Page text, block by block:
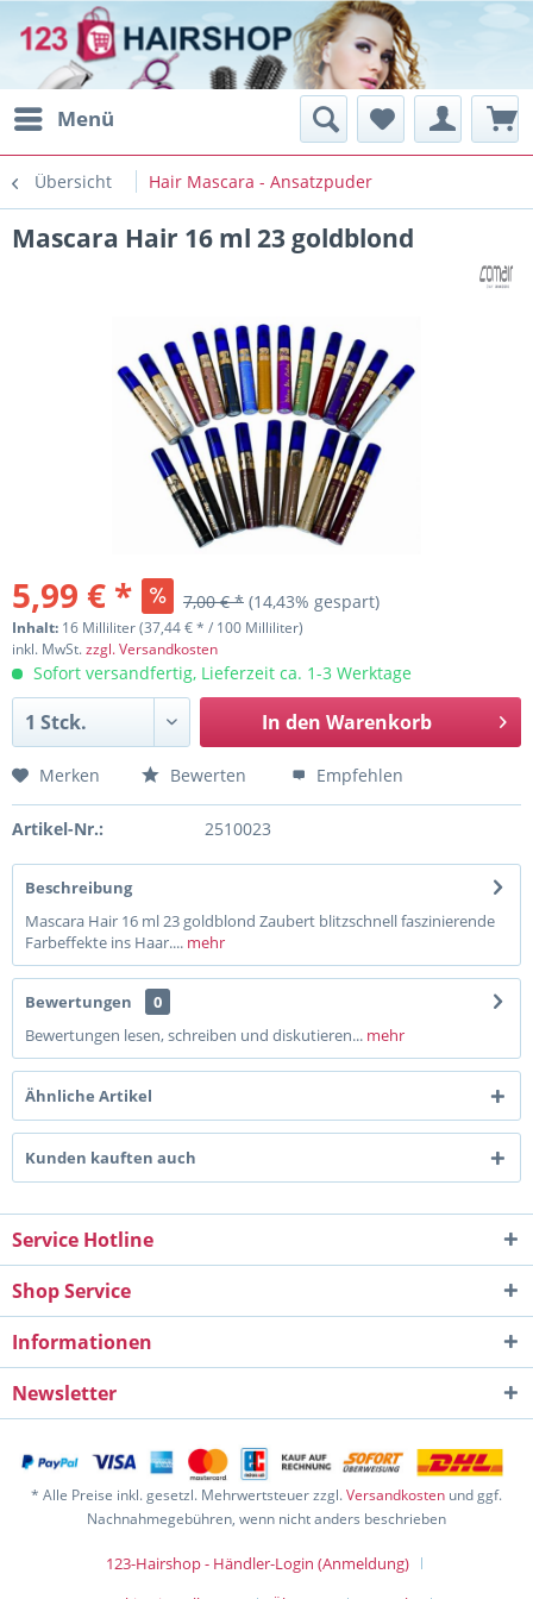
Menü
Übersicht Hair Mascara - Ansatzpuder
Mascara Hair 16 ml 23 goldblond
5,99 € * 7,00 € * (14,43% gespart)
Inhalt: 16 Milliliter (37,44 € * / 100 Milliliter)
inkl. MwSt.zzgl. Versandkosten
Sofort versandfertig, Lieferzeit ca. 1-3 Werktage
In den Warenkorb
Merken Bewerten Empfehlen
Artikel-Nr.: 2510023
Beschreibung
Mascara Hair 16 ml 23 goldblond Zaubert blitzschnell faszinierende
Farbeffekte ins Haar.... mehr
Bewertungen
0
Bewertungen lesen, schreiben und diskutieren... mehr
Ähnliche Artikel
Kunden kauften auch
Service Hotline
Shop Service
Informationen
Newsletter
* Alle Preise inkl. gesetzl. Mehrwertsteuer zzgl.Versandkosten und ggf.
Nachnahmegebühren, wenn nicht anders beschrieben
123-Hairshop - Händler-Login (Anmeldung)